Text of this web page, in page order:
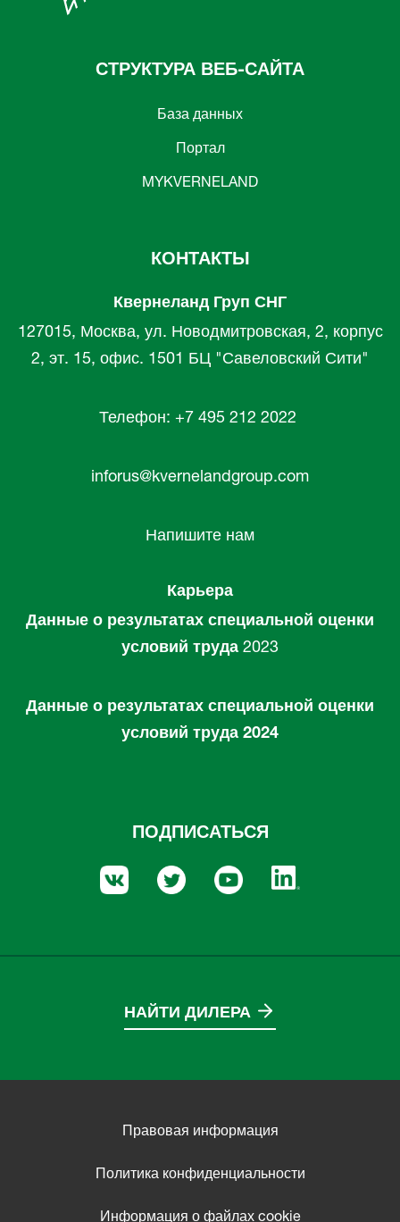
СТРУКТУРА ВЕБ-САЙТА
База данных
Портал
MYKVERNELAND
КОНТАКТЫ
Квернеланд Груп СНГ
127015, Москва, ул. Новодмитровская, 2, корпус
2, эт. 15, офис. 1501 БЦ "Савеловский Сити"
Телефон: +7 495 212 2022
inforus@kvernelandgroup.com
Напишите нам
Карьера
Данные о результатах специальной оценки
условий труда 2023
Данные о результатах специальной оценки
условий труда 2024
ПОДПИСАТЬСЯ
НАЙТИ ДИЛЕРА
Правовая информация
Политика конфиденциальности
Информация о файлах cookie